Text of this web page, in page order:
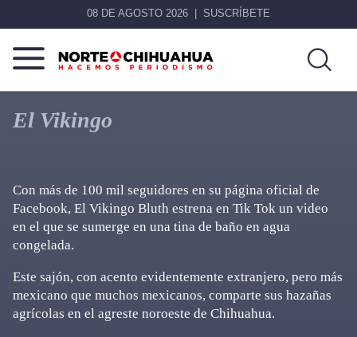
08 DE AGOSTO 2026 SUSCRÍBETE
Norte
De
Chihuahua
Más
que
noticias,
El Vikingo
Con más de 100 mil seguidores en su página oficial de
Facebook, El Vikingo Bluth estrena en Tik Tok un video
en el que se sumerge en una tina de baño en agua
congelada.
Este sajón, con acento evidentemente extranjero, pero más
mexicano que muchos mexicanos, comparte sus hazañas
agrícolas en el agreste noroeste de Chihuahua.